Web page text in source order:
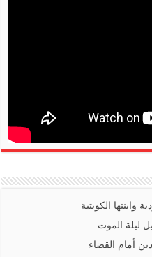
الكويتية
ليلة الموت
أمام القضاء